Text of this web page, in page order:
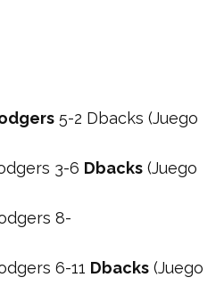
5-2 Dbacks (Juego
3-6 Dbacks (Juego
8-
6-11 Dbacks (Juego